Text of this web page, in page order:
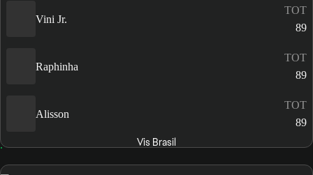
Vini Jr.
TOT
89
Raphinha
TOT
89
Alisson
TOT
89
Vis Brasil